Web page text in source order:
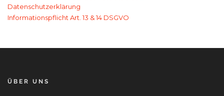
Datenschutzerklärung
Informationspflicht Art. 13 & 14 DSGVO
ÜBER UNS